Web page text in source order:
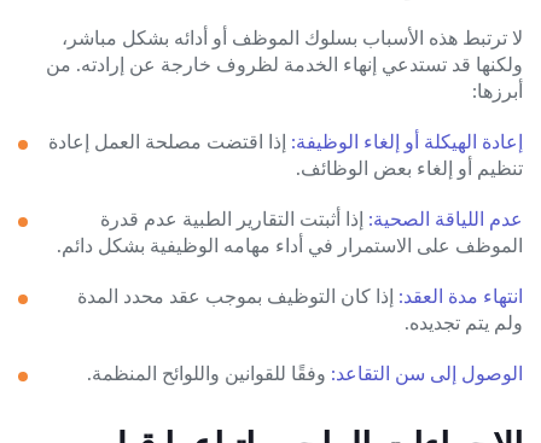
لا ترتبط هذه الأسباب بسلوك الموظف أو أدائه بشكل مباشر،
ولكنها قد تستدعي إنهاء الخدمة لظروف خارجة عن إرادته. من
أبرزها:
إعادة الهيكلة أو إلغاء الوظيفة: إذا اقتضت مصلحة العمل إعادة
تنظيم أو إلغاء بعض الوظائف.
عدم اللياقة الصحية: إذا أثبتت التقارير الطبية عدم قدرة
الموظف على الاستمرار في أداء مهامه الوظيفية بشكل دائم.
انتهاء مدة العقد: إذا كان التوظيف بموجب عقد محدد المدة
ولم يتم تجديده.
الوصول إلى سن التقاعد: وفقًا للقوانين واللوائح المنظمة.